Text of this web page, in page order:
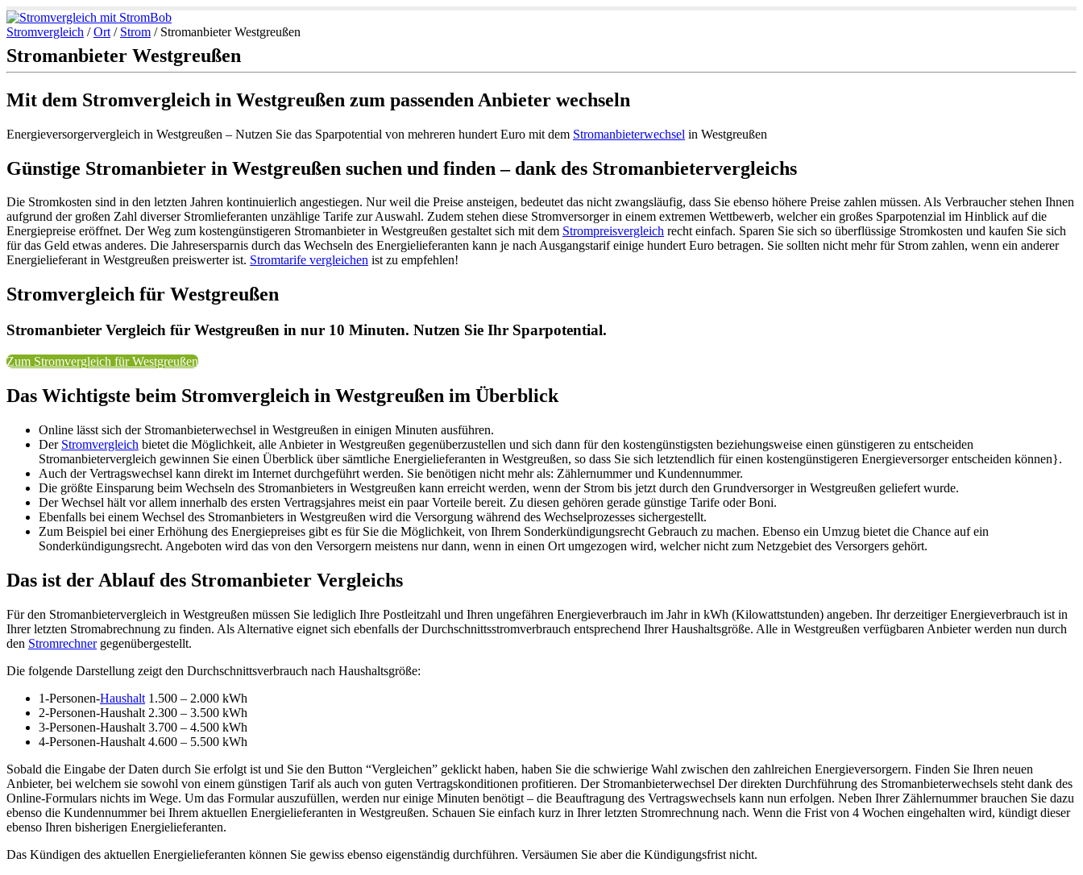
Stromvergleich /Ort / Strom / Stromanbieter Westgreußen
Stromanbieter Westgreußen
Mit dem Stromvergleich in Westgreußen zum passenden Anbieter wechseln
Energieversorgervergleich in Westgreußen – Nutzen Sie das Sparpotential von mehreren hundert Euro mit dem Stromanbieterwechsel in Westgreußen
Günstige Stromanbieter in Westgreußen suchen und finden – dank des Stromanbietervergleichs
Die Stromkosten sind in den letzten Jahren kontinuierlich angestiegen. Nur weil die Preise ansteigen, bedeutet das nicht zwangsläufig, dass Sie ebenso höhere Preise zahlen müssen. Als Verbraucher stehen Ihnen
aufgrund der großen Zahl diverser Stromlieferanten unzählige Tarife zur Auswahl. Zudem stehen diese Stromversorger in einem extremen Wettbewerb, welcher ein großes Sparpotenzial im Hinblick auf die
Energiepreise eröffnet. Der Weg zum kostengünstigeren Stromanbieter in Westgreußen gestaltet sich mit dem Strompreisvergleich recht einfach. Sparen Sie sich so überflüssige Stromkosten und kaufen Sie sich
für das Geld etwas anderes. Die Jahresersparnis durch das Wechseln des Energielieferanten kann je nach Ausgangstarif einige hundert Euro betragen. Sie sollten nicht mehr für Strom zahlen, wenn ein anderer
Energielieferant in Westgreußen preiswerter ist. Stromtarife vergleichen ist zu empfehlen!
Stromvergleich für Westgreußen
Stromanbieter Vergleich für Westgreußen in nur 10 Minuten. Nutzen Sie Ihr Sparpotential.
Zum Stromvergleich für Westgreußen
Das Wichtigste beim Stromvergleich in Westgreußen im Überblick
Online lässt sich der Stromanbieterwechsel in Westgreußen in einigen Minuten ausführen.
Der Stromvergleich bietet die Möglichkeit, alle Anbieter in Westgreußen gegenüberzustellen und sich dann für den kostengünstigsten beziehungsweise einen günstigeren zu entscheiden
Stromanbietervergleich gewinnen Sie einen Überblick über sämtliche Energielieferanten in Westgreußen, so dass Sie sich letztendlich für einen kostengünstigeren Energieversorger entscheiden können}.
Auch der Vertragswechsel kann direkt im Internet durchgeführt werden. Sie benötigen nicht mehr als: Zählernummer und Kundennummer.
Die größte Einsparung beim Wechseln des Stromanbieters in Westgreußen kann erreicht werden, wenn der Strom bis jetzt durch den Grundversorger in Westgreußen geliefert wurde.
Der Wechsel hält vor allem innerhalb des ersten Vertragsjahres meist ein paar Vorteile bereit. Zu diesen gehören gerade günstige Tarife oder Boni.
Ebenfalls bei einem Wechsel des Stromanbieters in Westgreußen wird die Versorgung während des Wechselprozesses sichergestellt.
Zum Beispiel bei einer Erhöhung des Energiepreises gibt es für Sie die Möglichkeit, von Ihrem Sonderkündigungsrecht Gebrauch zu machen. Ebenso ein Umzug bietet die Chance auf ein
Sonderkündigungsrecht. Angeboten wird das von den Versorgern meistens nur dann, wenn in einen Ort umgezogen wird, welcher nicht zum Netzgebiet des Versorgers gehört.
Das ist der Ablauf des Stromanbieter Vergleichs
Für den Stromanbietervergleich in Westgreußen müssen Sie lediglich Ihre Postleitzahl und Ihren ungefähren Energieverbrauch im Jahr in kWh (Kilowattstunden) angeben. Ihr derzeitiger Energieverbrauch ist in
Ihrer letzten Stromabrechnung zu finden. Als Alternative eignet sich ebenfalls der Durchschnittsstromverbrauch entsprechend Ihrer Haushaltsgröße. Alle in Westgreußen verfügbaren Anbieter werden nun durch
den Stromrechnergegenübergestellt.
Die folgende Darstellung zeigt den Durchschnittsverbrauch nach Haushaltsgröße:
1-Personen-Haushalt 1.500 – 2.000 kWh
2-Personen-Haushalt 2.300 – 3.500 kWh
3-Personen-Haushalt 3.700 – 4.500 kWh
4-Personen-Haushalt 4.600 – 5.500 kWh
Sobald die Eingabe der Daten durch Sie erfolgt ist und Sie den Button “Vergleichen” geklickt haben, haben Sie die schwierige Wahl zwischen den zahlreichen Energieversorgern. Finden Sie Ihren neuen
Anbieter, bei welchem sie sowohl von einem günstigen Tarif als auch von guten Vertragskonditionen profitieren. Der Stromanbieterwechsel Der direkten Durchführung des Stromanbieterwechsels steht dank des
Online-Formulars nichts im Wege. Um das Formular auszufüllen, werden nur einige Minuten benötigt – die Beauftragung des Vertragswechsels kann nun erfolgen. Neben Ihrer Zählernummer brauchen Sie dazu
ebenso die Kundennummer bei Ihrem aktuellen Energielieferanten in Westgreußen. Schauen Sie einfach kurz in Ihrer letzten Stromrechnung nach. Wenn die Frist von 4 Wochen eingehalten wird, kündigt dieser
ebenso Ihren bisherigen Energielieferanten.
Das Kündigen des aktuellen Energielieferanten können Sie gewiss ebenso eigenständig durchführen. Versäumen Sie aber die Kündigungsfrist nicht.